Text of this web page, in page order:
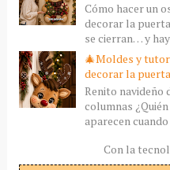
Cómo hacer un
decorar la
se cierran… y
🎄Moldes y
decorar la
Renito navideño
columnas
aparecen
Con la